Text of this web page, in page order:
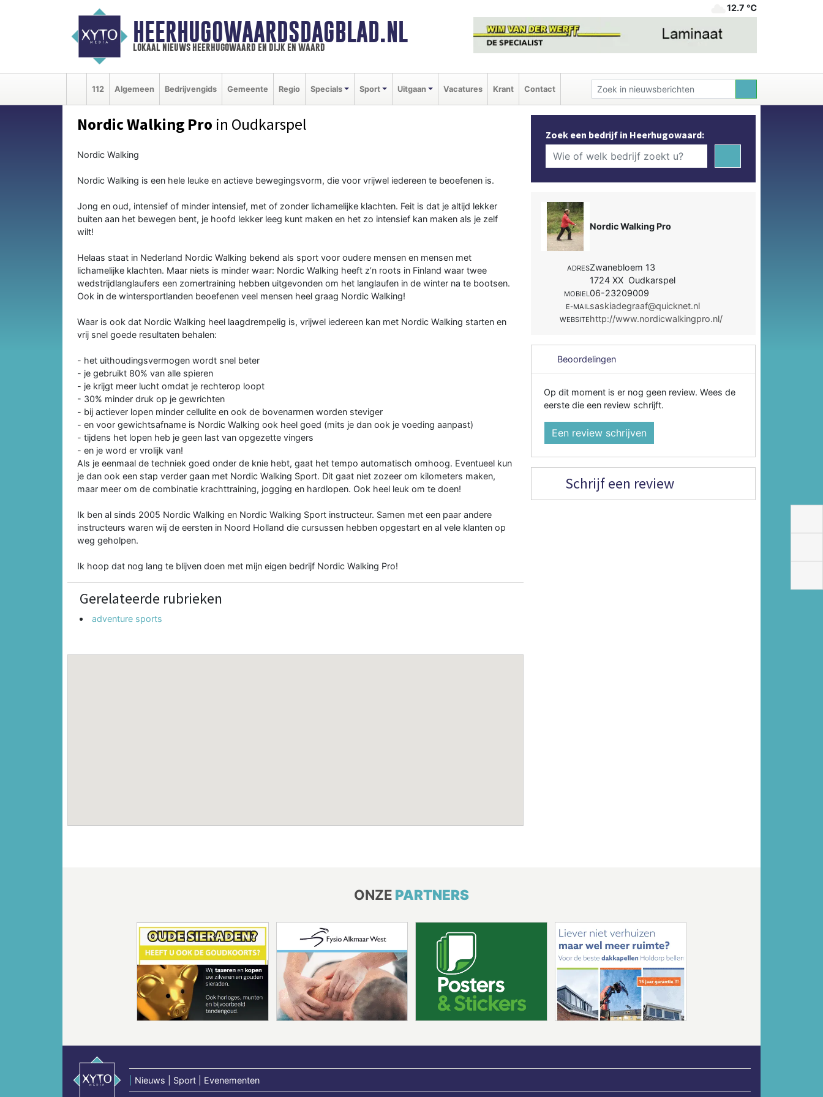
HEERHUGOWAARDSDAGBLAD.NL
lokaal nieuws heerhugowaard en dijk en waard
12.7 ℃
112 Algemeen Bedrijvengids Gemeente Regio Specials Sport Uitgaan Vacatures Krant Contact
Nordic Walking Pro in Oudkarspel
Nordic Walking
Nordic Walking is een hele leuke en actieve bewegingsvorm, die voor vrijwel iedereen te beoefenen is.
Jong en oud, intensief of minder intensief, met of zonder lichamelijke klachten. Feit is dat je altijd lekker
buiten aan het bewegen bent, je hoofd lekker leeg kunt maken en het zo intensief kan maken als je zelf
wilt!
Helaas staat in Nederland Nordic Walking bekend als sport voor oudere mensen en mensen met
lichamelijke klachten. Maar niets is minder waar: Nordic Walking heeft z’n roots in Finland waar twee
wedstrijdlanglaufers een zomertraining hebben uitgevonden om het langlaufen in de winter na te bootsen.
Ook in de wintersportlanden beoefenen veel mensen heel graag Nordic Walking!
Waar is ook dat Nordic Walking heel laagdrempelig is, vrijwel iedereen kan met Nordic Walking starten en
vrij snel goede resultaten behalen:
- het uithoudingsvermogen wordt snel beter
- je gebruikt 80% van alle spieren
- je krijgt meer lucht omdat je rechterop loopt
- 30% minder druk op je gewrichten
- bij actiever lopen minder cellulite en ook de bovenarmen worden steviger
- en voor gewichtsafname is Nordic Walking ook heel goed (mits je dan ook je voeding aanpast)
- tijdens het lopen heb je geen last van opgezette vingers
- en je word er vrolijk van!
Als je eenmaal de techniek goed onder de knie hebt, gaat het tempo automatisch omhoog. Eventueel kun
je dan ook een stap verder gaan met Nordic Walking Sport. Dit gaat niet zozeer om kilometers maken,
maar meer om de combinatie krachttraining, jogging en hardlopen. Ook heel leuk om te doen!
Ik ben al sinds 2005 Nordic Walking en Nordic Walking Sport instructeur. Samen met een paar andere
instructeurs waren wij de eersten in Noord Holland die cursussen hebben opgestart en al vele klanten op
weg geholpen.
Ik hoop dat nog lang te blijven doen met mijn eigen bedrijf Nordic Walking Pro!
Gerelateerde rubrieken
adventure sports
Zoek een bedrijf in Heerhugowaard:
Nordic Walking Pro
ADRESZwanebloem 13
1724 XX Oudkarspel
MOBIEL06-23209009
E-MAILsaskiadegraaf@quicknet.nl
WEBSITEhttp://www.nordicwalkingpro.nl/
Beoordelingen
Op dit moment is er nog geen review. Wees de
eerste die een review schrijft.
Een review schrijven
Schrijf een review
ONZE PARTNERS
Nieuws | Sport | Evenementen